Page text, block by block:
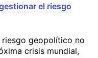
el riesgo
riesgo geopolítico no
crisis mundial,